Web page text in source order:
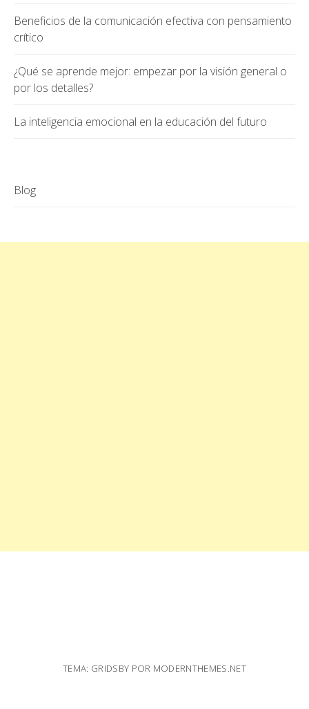
Beneficios de la comunicación efectiva con pensamiento
crítico
¿Qué se aprende mejor: empezar por la visión general o
por los detalles?
La inteligencia emocional en la educación del futuro
Blog
TEMA: GRIDSBY POR MODERNTHEMES.NET